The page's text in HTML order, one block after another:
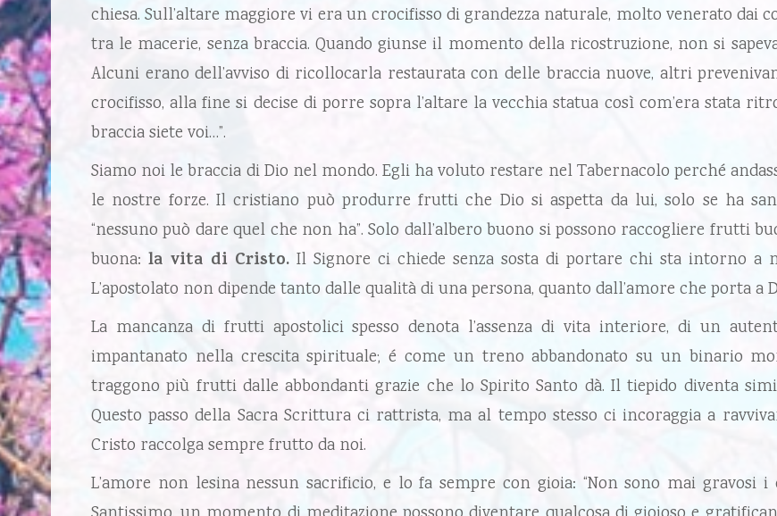
chiesa. Sull’altare maggiore vi era un crocifisso di grandezza naturale, molto venerato
tra le macerie, senza braccia. Quando giunse il momento della ricostruzione, non si
Alcuni erano dell’avviso di ricollocarla restaurata con delle braccia nuove, altri
crocifisso, alla fine si decise di porre sopra l’altare la vecchia statua così com’era stata
braccia siete voi…”.
Siamo noi le braccia di Dio nel mondo. Egli ha voluto restare nel Tabernacolo perché
le nostre forze. Il cristiano può produrre frutti che Dio si aspetta da lui, solo se ha
“nessuno può dare quel che non ha”. Solo dall’albero buono si possono raccogliere frutti
buona: la vita di Cristo. Il Signore ci chiede senza sosta di portare chi sta intorno a
L’apostolato non dipende tanto dalle qualità di una persona, quanto dall’amore che porta a
La mancanza di frutti apostolici spesso denota l’assenza di vita interiore, di un
impantanato nella crescita spirituale; é come un treno abbandonato su un binario
traggono più frutti dalle abbondanti grazie che lo Spirito Santo dà. Il tiepido diventa
Questo passo della Sacra Scrittura ci rattrista, ma al tempo stesso ci incoraggia a
Cristo raccolga sempre frutto da noi.
L’amore non lesina nessun sacrificio, e lo fa sempre con gioia: “Non sono mai gravosi